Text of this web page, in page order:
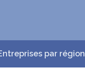
par région